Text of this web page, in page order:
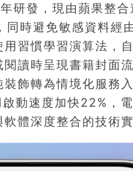
發，現由蘋果整合
時避免敏感資料經
習慣學習演算法，
讀時呈現書籍封面
飾轉為情境化服務
動速度加快22%，
體深度整合的技術實